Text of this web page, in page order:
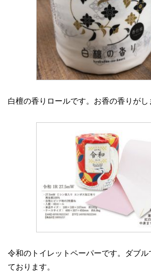
白檀の香りロールです。お香の香りがし
令和のトイレットペーパーです。ダブル
ております。